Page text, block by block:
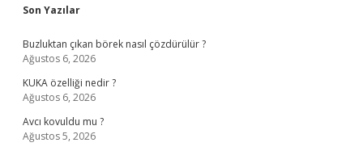
Sidebar
Son Yazılar
Buzluktan çıkan börek nasıl çözdürülür ?
Ağustos 6, 2026
KUKA özelliği nedir ?
Ağustos 6, 2026
Avcı kovuldu mu ?
Ağustos 5, 2026